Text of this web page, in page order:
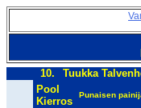
10.
Tuukka
Pool
Kierros
Punaisen